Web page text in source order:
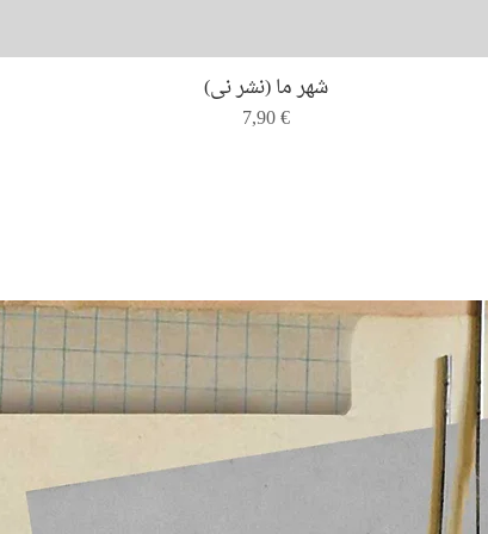
Quick View
شهر ما (نشر نی)
Price
7,90 €